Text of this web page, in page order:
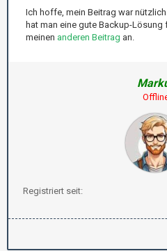
Ich hoffe, mein Beitrag war
hat man eine gute Backup-Lösung
meinen anderen Beitrag an.
Registriert seit: